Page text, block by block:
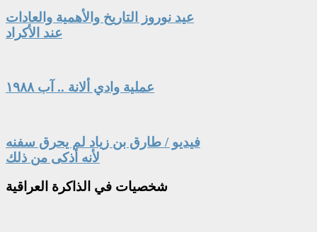
عيد نوروز التاريخ والأهمية والعادات
عند الأكراد
عملية وادي ألانة .. آب ١٩٨٨
فيديو / طارق بن زياد لم يحرق سفنه
لأنه أذكى من ذلك
شخصيات في الذاكرة العراقية